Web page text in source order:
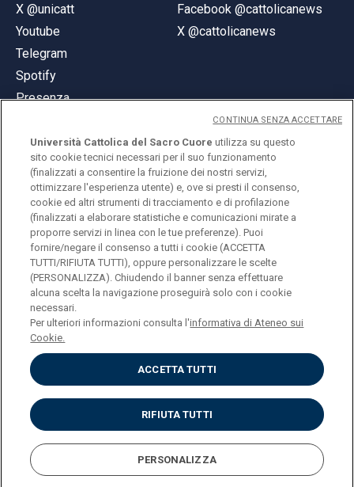
X @unicatt
Youtube
Telegram
Spotify
Presenza
Facebook @cattolicanews
X @cattolicanews
© Università Cattolica del Sacro Cuore
Largo A. Gemelli 1, 20123 Milano
PI 02133120150
ENGLISH
Privacy
Accessibilità
Cookies
Impostazione Cookies
Università Cattolica del Sacro Cuore utilizza su questo
sito cookie tecnici necessari per il suo funzionamento
(finalizzati a consentire la fruizione dei nostri servizi,
ottimizzare l'esperienza utente) e, ove si presti il consenso,
cookie ed altri strumenti di tracciamento e di profilazione
(finalizzati a elaborare statistiche e comunicazioni mirate a
proporre servizi in linea con le tue preferenze). Puoi
fornire/negare il consenso a tutti i cookie (ACCETTA
TUTTI/RIFIUTA TUTTI), oppure personalizzare le scelte
(PERSONALIZZA). Chiudendo il banner senza effettuare
alcuna scelta la navigazione proseguirà solo con i cookie
necessari.
Per ulteriori informazioni consulta l'informativa di Ateneo sui
Cookie.
ACCETTA TUTTI
RIFIUTA TUTTI
PERSONALIZZA
CONTINUA SENZA ACCETTARE